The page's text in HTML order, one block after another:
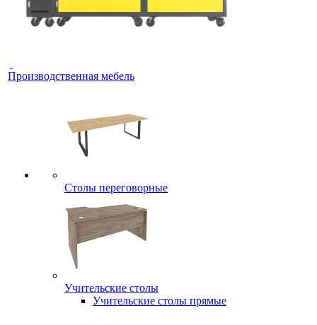
Производственная мебель
Столы переговорные
Учительские столы
Учительские столы прямые